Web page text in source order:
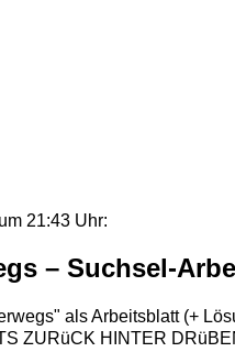
21:43 Uhr:
– Suchsel-
als Arbeitsblatt (+
ZURüCK HINTER